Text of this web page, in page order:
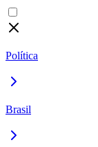
Política
Brasil